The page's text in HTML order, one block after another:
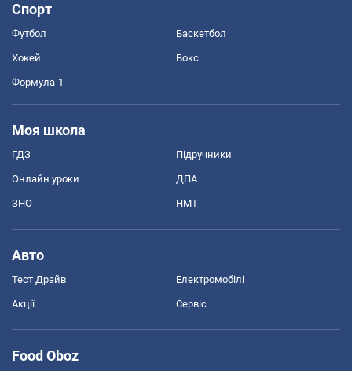
Спорт
Футбол Баскетбол
Хокей Бокс
Формула-1
Моя школа
ГДЗ Підручники
Онлайн уроки ДПА
ЗНО НМТ
Авто
Тест Драйв Електромобілі
Акції Сервіс
Food Oboz